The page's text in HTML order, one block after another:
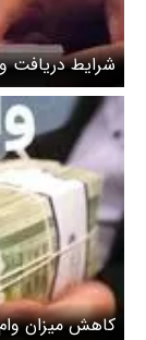
شرایط دریافت وام ۵۰ میلیون تومانی
کاهش میزان وام ساخت